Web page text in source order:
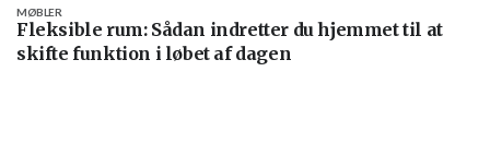
Fleksible rum: Sådan indretter du hjemmet til at
skifte funktion i løbet af dagen
MØBLER